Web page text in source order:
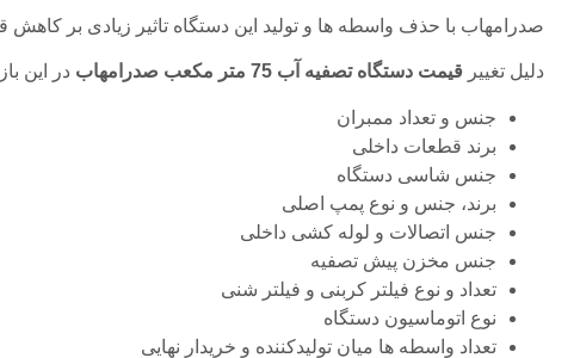
صدرامهاب با حذف واسطه ها و تولید این دستگاه تاثیر زیادی بر
دلیل تغییر قیمت دستگاه تصفیه آب 75 متر مکعب صدرامهاب در این
جنس و تعداد ممبران
برند قطعات داخلی
جنس شاسی دستگاه
برند، جنس و نوع پمپ اصلی
جنس اتصالات و لوله کشی داخلی
جنس مخزن پیش تصفیه
تعداد و نوع فیلتر کربنی و فیلتر شنی
نوع اتوماسیون دستگاه
تعداد واسطه ها میان تولیدکننده و خریدار نهایی